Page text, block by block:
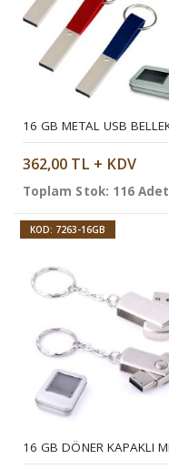
362,00 TL + KDV
Toplam Stok: 116 Adet
KOD: 7263-16GB